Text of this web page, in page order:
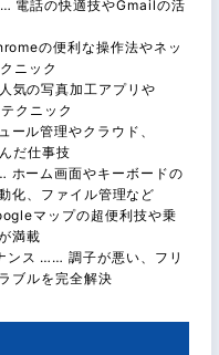
電話の快適技やGmailの活
の便利な操作法やネッ
ニック
の写真加工アプリや
クニック
ル管理やクラウド、
だ仕事技
ーム画面やキーボードの
化、ファイル管理など
マップの超便利技や乗
満載
ス …… 調子が悪い、フリ
ブルを完全解決